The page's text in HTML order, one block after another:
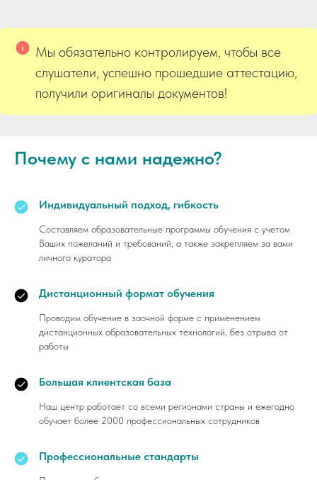
Мы обязательно контролируем, чтобы все
слушатели, успешно прошедшие аттестацию,
получили оригиналы документов!
Почему с нами надежно?
Индивидуальный подход, гибкость
Составляем образовательные программы обучения с учетом
Ваших пожеланий и требований, а также закрепляем за вами
личного куратора
Дистанционный формат обучения
Проводим обучение в заочной форме с применением
дистанционных образовательных технологий, без отрыва от
работы
Большая клиентская база
Наш центр работает со всеми регионами страны и ежегодно
обучает более 2000 профессиональных сотрудников
Профессиональные стандарты